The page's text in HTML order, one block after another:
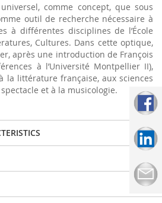
comme concept, que sous
outil de recherche nécessaire à
à différentes disciplines de l’École
Cultures. Dans cette optique,
après une introduction de François
à l’Université Montpellier II),
la littérature française, aux sciences
et à la musicologie.